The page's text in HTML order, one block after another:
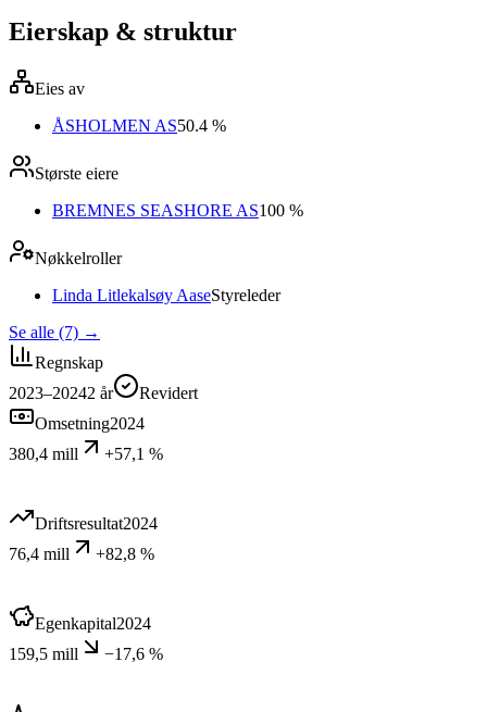
Eierskap & struktur
Eies av
ÅSHOLMEN AS50.4 %
Største eiere
BREMNES SEASHORE AS100 %
Nøkkelroller
Linda Litlekalsøy AaseStyreleder
Se alle (7) →
Regnskap
2023–20242 år
Revidert
Omsetning2024
380,4 mill
+57,1 %
Driftsresultat2024
76,4 mill
+82,8 %
Egenkapital2024
159,5 mill
−17,6 %